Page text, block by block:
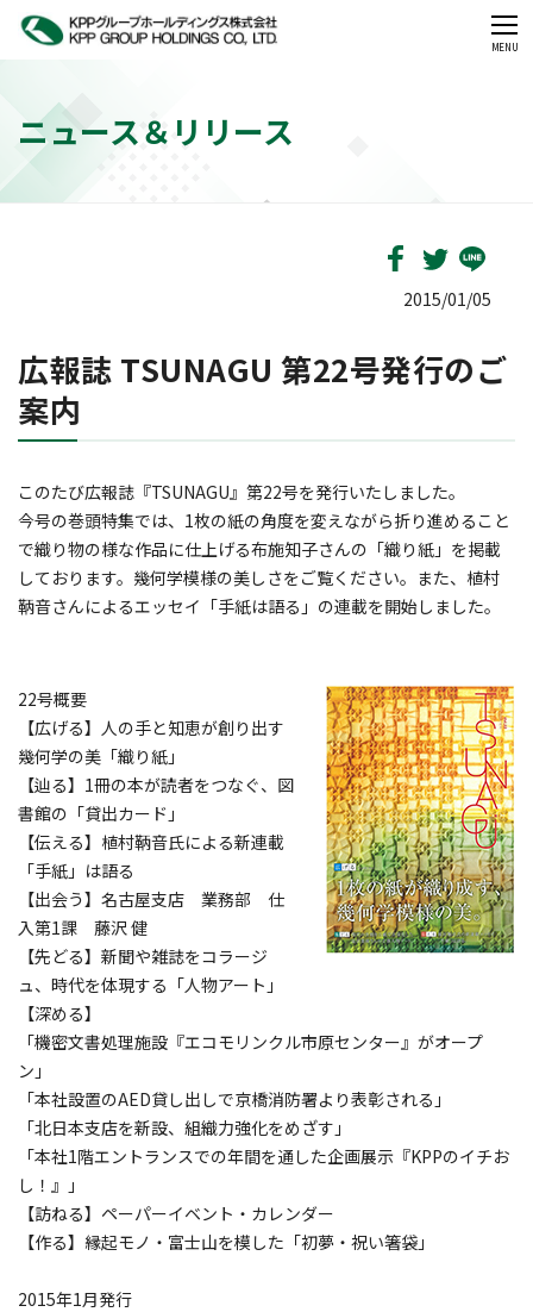
CLOSE
MENU
ニュース＆リリース
2015/01/05
広報誌 TSUNAGU 第22号発行のご
案内
このたび広報誌『TSUNAGU』第22号を発行いたしました。
今号の巻頭特集では、1枚の紙の角度を変えながら折り進めること
で織り物の様な作品に仕上げる布施知子さんの「織り紙」を掲載
しております。幾何学模様の美しさをご覧ください。また、植村
鞆音さんによるエッセイ「手紙は語る」の連載を開始しました。
22号概要
【広げる】人の手と知恵が創り出す
幾何学の美「織り紙」
【辿る】1冊の本が読者をつなぐ、図
書館の「貸出カード」
【伝える】植村鞆音氏による新連載
「手紙」は語る
【出会う】名古屋支店 業務部 仕
入第1課 藤沢 健
【先どる】新聞や雑誌をコラージ
ュ、時代を体現する「人物アート」
【深める】
「機密文書処理施設『エコモリンクル市原センター』がオープ
ン」
「本社設置のAED貸し出しで京橋消防署より表彰される」
「北日本支店を新設、組織力強化をめざす」
「本社1階エントランスでの年間を通した企画展示『KPPのイチお
し！』」
【訪ねる】ペーパーイベント・カレンダー
【作る】縁起モノ・富士山を模した「初夢・祝い箸袋」
2015年1月発行